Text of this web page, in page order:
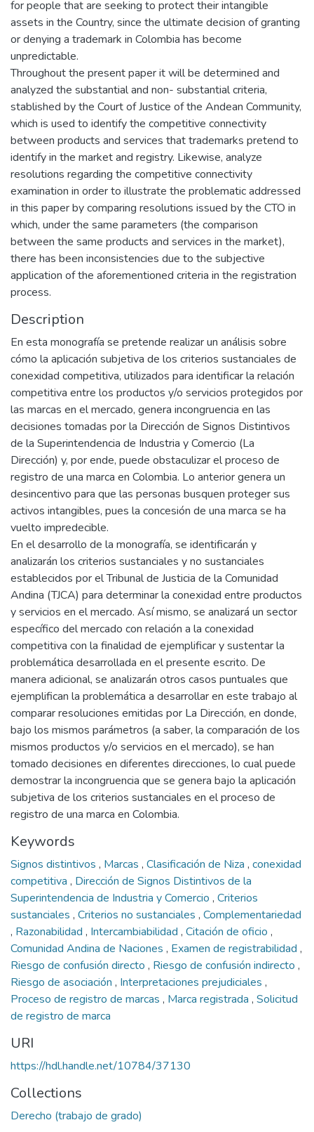
for people that are seeking to protect their intangible
assets in the Country, since the ultimate decision of granting
or denying a trademark in Colombia has become
unpredictable.
Throughout the present paper it will be determined and
analyzed the substantial and non- substantial criteria,
stablished by the Court of Justice of the Andean Community,
which is used to identify the competitive connectivity
between products and services that trademarks pretend to
identify in the market and registry. Likewise, analyze
resolutions regarding the competitive connectivity
examination in order to illustrate the problematic addressed
in this paper by comparing resolutions issued by the CTO in
which, under the same parameters (the comparison
between the same products and services in the market),
there has been inconsistencies due to the subjective
application of the aforementioned criteria in the registration
process.
Description
En esta monografía se pretende realizar un análisis sobre
cómo la aplicación subjetiva de los criterios sustanciales de
conexidad competitiva, utilizados para identificar la relación
competitiva entre los productos y/o servicios protegidos por
las marcas en el mercado, genera incongruencia en las
decisiones tomadas por la Dirección de Signos Distintivos
de la Superintendencia de Industria y Comercio (La
Dirección) y, por ende, puede obstaculizar el proceso de
registro de una marca en Colombia. Lo anterior genera un
desincentivo para que las personas busquen proteger sus
activos intangibles, pues la concesión de una marca se ha
vuelto impredecible.
En el desarrollo de la monografía, se identificarán y
analizarán los criterios sustanciales y no sustanciales
establecidos por el Tribunal de Justicia de la Comunidad
Andina (TJCA) para determinar la conexidad entre productos
y servicios en el mercado. Así mismo, se analizará un sector
específico del mercado con relación a la conexidad
competitiva con la finalidad de ejemplificar y sustentar la
problemática desarrollada en el presente escrito. De
manera adicional, se analizarán otros casos puntuales que
ejemplifican la problemática a desarrollar en este trabajo al
comparar resoluciones emitidas por La Dirección, en donde,
bajo los mismos parámetros (a saber, la comparación de los
mismos productos y/o servicios en el mercado), se han
tomado decisiones en diferentes direcciones, lo cual puede
demostrar la incongruencia que se genera bajo la aplicación
subjetiva de los criterios sustanciales en el proceso de
registro de una marca en Colombia.
Keywords
Signos distintivos , Marcas , Clasificación de Niza , conexidad
competitiva , Dirección de Signos Distintivos de la
Superintendencia de Industria y Comercio , Criterios
sustanciales , Criterios no sustanciales , Complementariedad
, Razonabilidad , Intercambiabilidad , Citación de oficio ,
Comunidad Andina de Naciones , Examen de registrabilidad ,
Riesgo de confusión directo , Riesgo de confusión indirecto ,
Riesgo de asociación , Interpretaciones prejudiciales ,
Proceso de registro de marcas , Marca registrada , Solicitud
de registro de marca
URI
https://hdl.handle.net/10784/37130
Collections
Derecho (trabajo de grado)